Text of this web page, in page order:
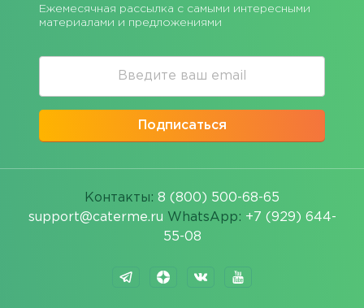
Ежемесячная рассылка с самыми интересными
материалами и предложениями
Подписаться
Контакты: 8 (800) 500-68-65
support@caterme.ru WhatsApp: +7 (929) 644-
55-08